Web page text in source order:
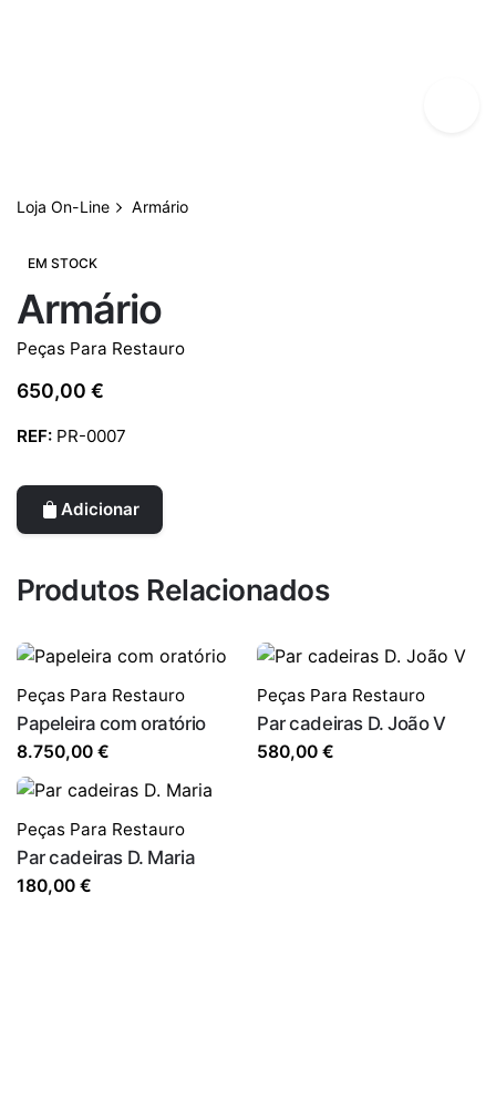
Loja On-Line Armário
EM STOCK
Armário
Peças Para Restauro
650,00 €
REF: PR-0007
Adicionar
Produtos Relacionados
Peças Para Restauro
Papeleira com oratório
8.750,00 €
Peças Para Restauro
Par cadeiras D. João V
580,00 €
Peças Para Restauro
Par cadeiras D. Maria
180,00 €